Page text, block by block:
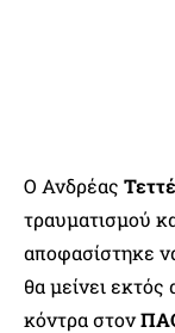
Ο Ανδρέας
τραυματισμού
αποφασίστηκε
θα μείνει
κόντρα στον